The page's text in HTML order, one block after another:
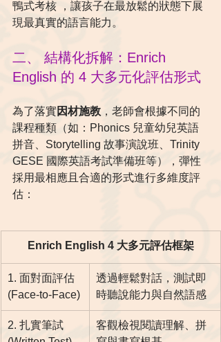
鴨式考核 ，讓孩子在最放鬆的狀態下展
現最真實的語言能力。
二、 結構化拆解：Enrich
English 的 4 大多元化評估形式
為了落實因材施教 ，老師會根據不同的
課程種類（如：Phonics 兒童幼兒英語
拼音、Storytelling 故事演說班、Trinity
GESE 國際英語考試準備班等），彈性
採用最相應且合適的形式進行多維度評
估：
Enrich English 4 大多元評估框架
1. 面對面評估
(Face-to-Face)
透過輕鬆對話，測試即
時聽說能力與自然語感
2. 扎實筆試
客觀檢視閱讀理解、拼